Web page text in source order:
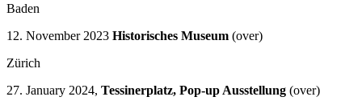
Baden
12. November 2023 Historisches Museum (over)
Zürich
27. January 2024, Tessinerplatz, Pop-up Ausstellung (over)